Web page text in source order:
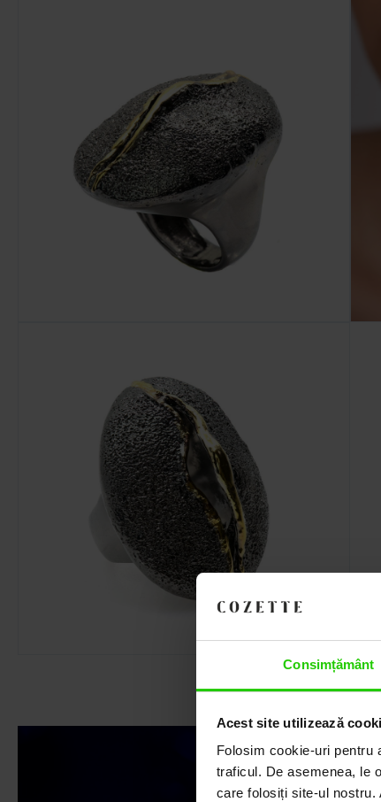
Consimțământ
Acest site utilizează
Folosim cookie-uri pentru
traficul. De asemenea, le
care folosiți site-ul